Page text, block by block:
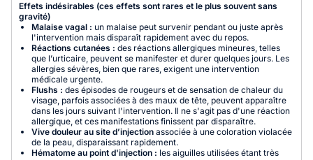
Effets indésirables (ces effets sont rares et le plus souvent sans
gravité)
Malaise vagal : un malaise peut survenir pendant ou juste après
l'intervention mais disparaît rapidement avec du repos.
Réactions cutanées : des réactions allergiques mineures, telles
que l’urticaire, peuvent se manifester et durer quelques jours. Les
allergies sévères, bien que rares, exigent une intervention
médicale urgente.
Flushs : des épisodes de rougeurs et de sensation de chaleur du
visage, parfois associées à des maux de tête, peuvent apparaître
dans les jours suivant l'intervention. Il ne s'agit pas d'une réaction
allergique, et ces manifestations finissent par disparaître.
Vive douleur au site d’injection associée à une coloration violacée
de la peau, disparaissant rapidement.
Hématome au point d'injection : les aiguilles utilisées étant très